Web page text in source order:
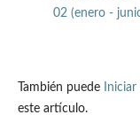
02 (enero -
También puede
este artículo.